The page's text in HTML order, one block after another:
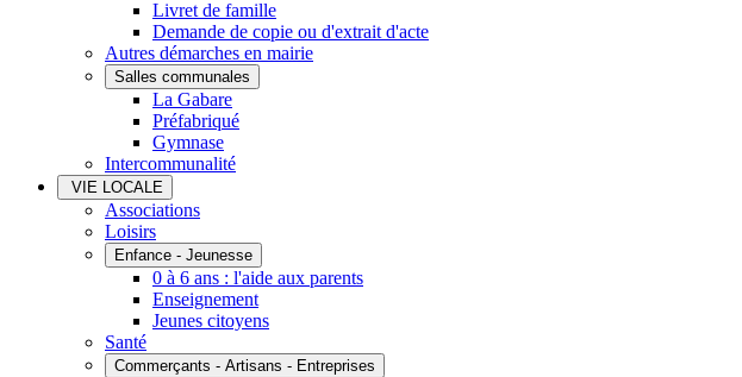
Livret de famille
Demande de copie ou d'extrait d'acte
Autres démarches en mairie
Salles communales
La Gabare
Préfabriqué
Gymnase
Intercommunalité
VIE LOCALE
Associations
Loisirs
Enfance - Jeunesse
0 à 6 ans : l'aide aux parents
Enseignement
Jeunes citoyens
Santé
Commerçants - Artisans - Entreprises